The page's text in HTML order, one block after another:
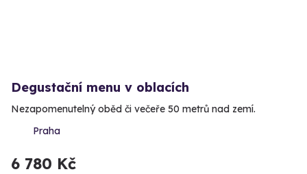
Degustační menu v oblacích
Nezapomenutelný oběd či večeře 50 metrů nad zemí.
Praha
6 780 Kč